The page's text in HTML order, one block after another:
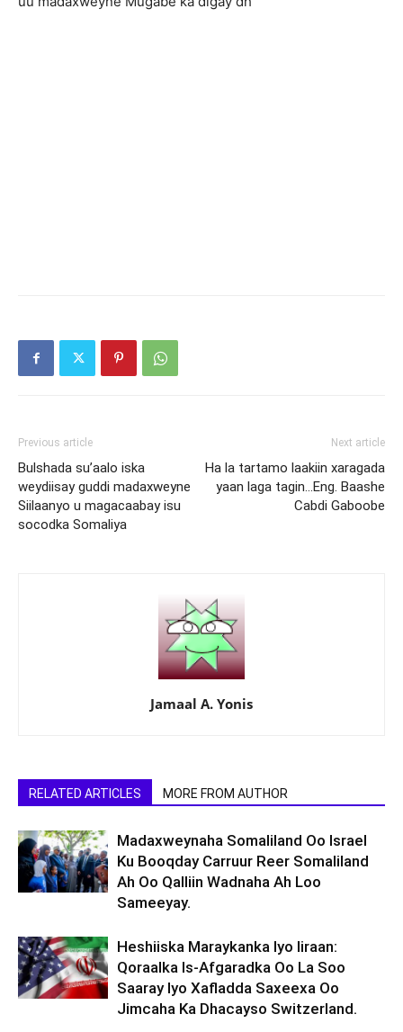
Previous article
Bulshada su’aalo iska
weydiisay guddi madaxweyne
Siilaanyo u magacaabay isu
socodka Somaliya
Next article
Ha la tartamo laakiin xaragada
yaan laga tagin…Eng. Baashe
Cabdi Gaboobe
Jamaal A. Yonis
RELATED ARTICLES MORE FROM AUTHOR
Madaxweynaha Somaliland Oo Israel
Ku Booqday Carruur Reer Somaliland
Ah Oo Qalliin Wadnaha Ah Loo
Sameeyay.
Heshiiska Maraykanka Iyo Iiraan:
Qoraalka Is-Afgaradka Oo La Soo
Saaray Iyo Xafladda Saxeexa Oo
Jimcaha Ka Dhacayso Switzerland.